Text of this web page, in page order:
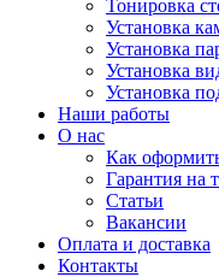
Тонировка
Установка
Установка
Установка
Установка
Наши работы
О нас
Как
Гарантия на
Статьи
Вакансии
Оплата и доставка
Контакты